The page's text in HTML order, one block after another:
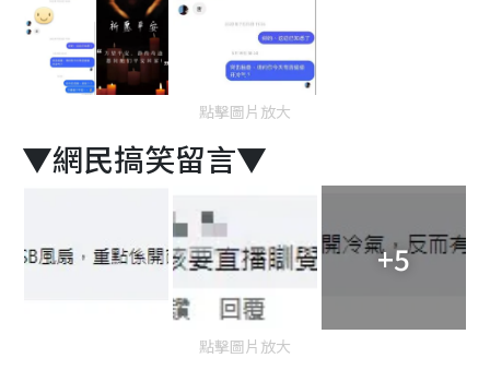
點擊圖片放大
▼網民搞笑留言▼
+5
點擊圖片放大